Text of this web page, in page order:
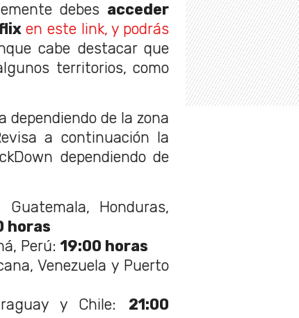
debes acceder
en este link, y podrás
cabe destacar que
territorios, como
dependiendo de la zona
a continuación la
dependiendo de
Honduras,
horas
Perú:19:00 horas
Venezuela y Puerto
y Chile: 21:00